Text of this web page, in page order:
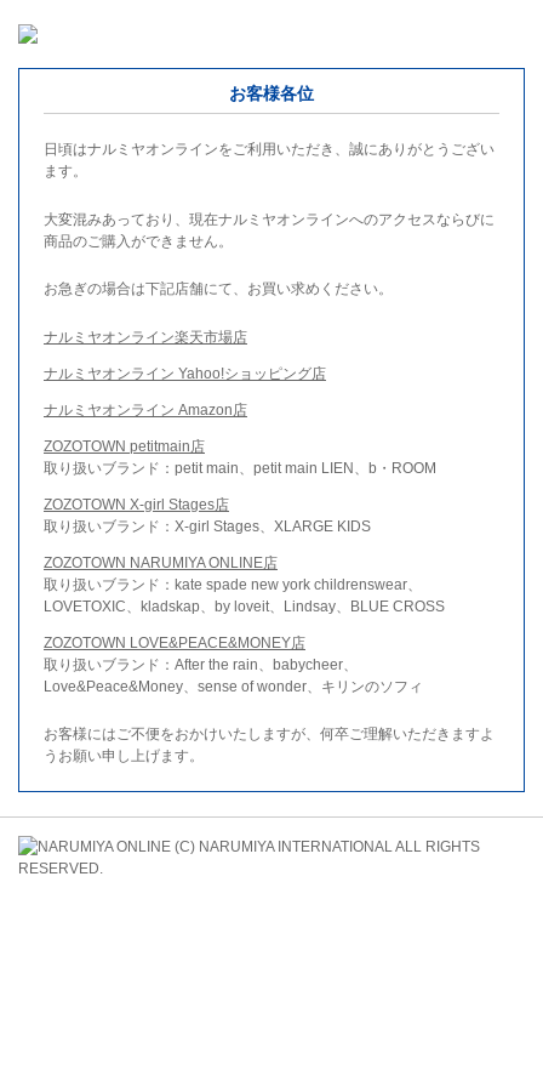
お客様各位
日頃はナルミヤオンラインをご利用いただき、誠にありがとうござい
ます。
大変混みあっており、現在ナルミヤオンラインへのアクセスならびに
商品のご購入ができません。
お急ぎの場合は下記店舗にて、お買い求めください。
ナルミヤオンライン楽天市場店
ナルミヤオンライン Yahoo!ショッピング店
ナルミヤオンライン Amazon店
ZOZOTOWN petitmain店
取り扱いブランド：petit main、petit main LIEN、b・ROOM
ZOZOTOWN X-girl Stages店
取り扱いブランド：X-girl Stages、XLARGE KIDS
ZOZOTOWN NARUMIYA ONLINE店
取り扱いブランド：kate spade new york childrenswear、
LOVETOXIC、kladskap、by loveit、Lindsay、BLUE CROSS
ZOZOTOWN LOVE&PEACE&MONEY店
取り扱いブランド：After the rain、babycheer、
Love&Peace&Money、sense of wonder、キリンのソフィ
お客様にはご不便をおかけいたしますが、何卒ご理解いただきますよ
うお願い申し上げます。